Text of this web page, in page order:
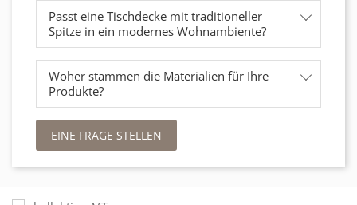
Passt eine Tischdecke mit traditioneller
Spitze in ein modernes Wohnambiente?
Woher stammen die Materialien für Ihre
Produkte?
EINE FRAGE STELLEN